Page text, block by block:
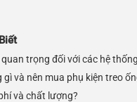
trọng đối với các hệ
và nên mua phụ kiện treo
và chất lượng?